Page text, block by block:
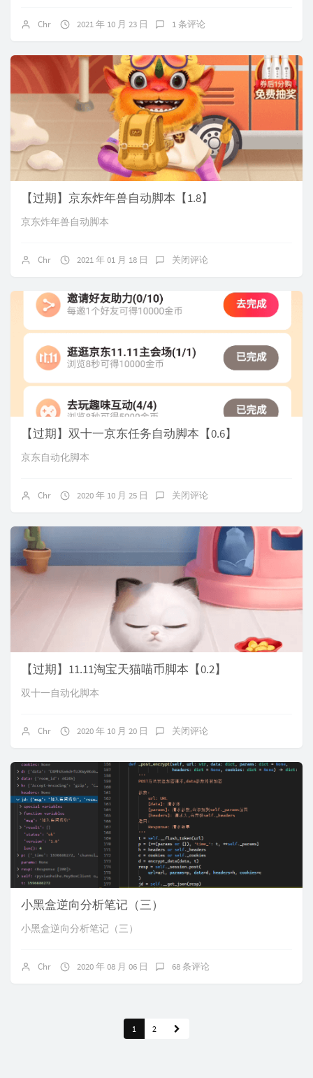
Chr 2021 年 10 月 23 日 1 条评论
【过期】京东炸年兽自动脚本【1.8】
京东炸年兽自动脚本
Chr 2021 年 01 月 18 日 关闭评论
【过期】双十一京东任务自动脚本【0.6】
京东自动化脚本
Chr 2020 年 10 月 25 日 关闭评论
【过期】11.11淘宝天猫喵币脚本【0.2】
双十一自动化脚本
Chr 2020 年 10 月 20 日 关闭评论
小黑盒逆向分析笔记（三）
小黑盒逆向分析笔记（三）
Chr 2020 年 08 月 06 日 68 条评论
1 2